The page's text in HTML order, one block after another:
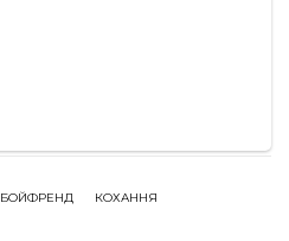
БОЙФРЕНД
КОХАННЯ